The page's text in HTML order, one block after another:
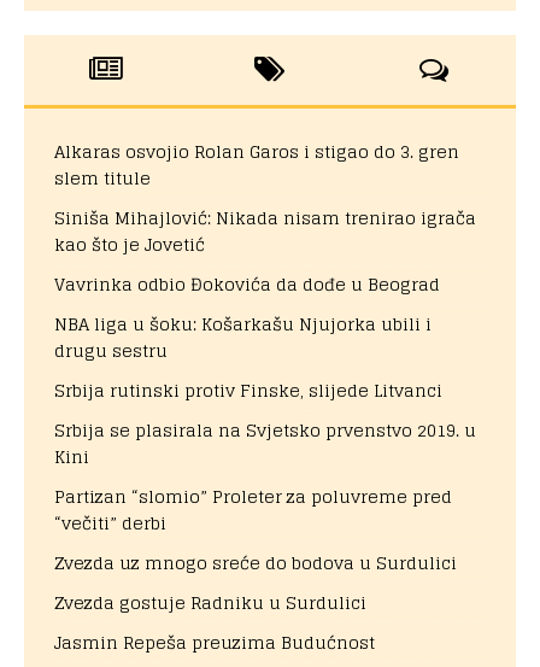
Alkaras osvojio Rolan Garos i stigao do 3. gren
slem titule
Siniša Mihajlović: Nikada nisam trenirao igrača
kao što je Jovetić
Vavrinka odbio Đokovića da dođe u Beograd
NBA liga u šoku: Košarkašu Njujorka ubili i
drugu sestru
Srbija rutinski protiv Finske, slijede Litvanci
Srbija se plasirala na Svjetsko prvenstvo 2019. u
Kini
Partizan “slomio” Proleter za poluvreme pred
“večiti” derbi
Zvezda uz mnogo sreće do bodova u Surdulici
Zvezda gostuje Radniku u Surdulici
Jasmin Repeša preuzima Budućnost